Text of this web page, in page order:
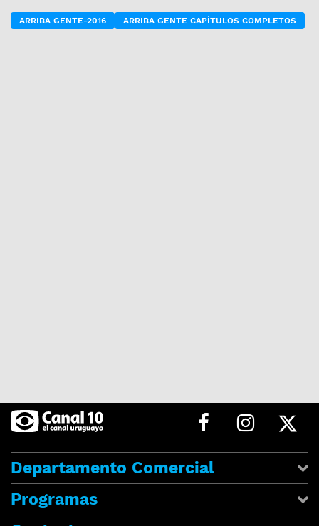
ARRIBA GENTE-2016 ARRIBA GENTE CAPÍTULOS COMPLETOS
Departamento Comercial
Programas